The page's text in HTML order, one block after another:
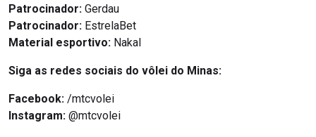
Patrocinador: Gerdau
Patrocinador: EstrelaBet
Material esportivo: Nakal
Siga as redes sociais do vôlei do Minas:
Facebook: /mtcvolei
Instagram: @mtcvolei